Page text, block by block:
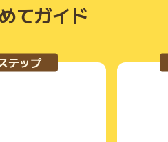
てガイド
テップ